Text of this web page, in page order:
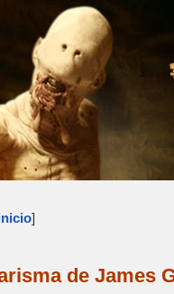
]
de James